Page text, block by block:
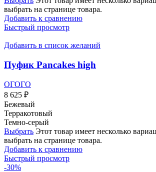
выбрать на странице товара.
Добавить к сравнению
Быстрый просмотр
Добавить в список желаний
Пуфик Pancakes high
ОГОГО
8 625 ₽
Бежевый
Терракотовый
Темно-серый
Выбрать Этот товар имеет несколько
выбрать на странице товара.
Добавить к сравнению
Быстрый просмотр
-30%